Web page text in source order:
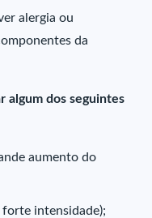
alergia ou
da
algum dos seguintes
aumento do
intensidade);